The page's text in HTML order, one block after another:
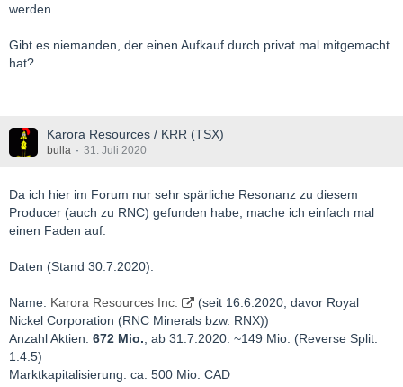
werden.
Gibt es niemanden, der einen Aufkauf durch privat mal mitgemacht
hat?
Karora Resources / KRR (TSX)
bulla 31. Juli 2020
Da ich hier im Forum nur sehr spärliche Resonanz zu diesem
Producer (auch zu RNC) gefunden habe, mache ich einfach mal
einen Faden auf.
Daten (Stand 30.7.2020):
Name: Karora Resources Inc.
(seit 16.6.2020, davor Royal
Nickel Corporation (RNC Minerals bzw. RNX))
Anzahl Aktien: 672 Mio., ab 31.7.2020: ~149 Mio. (Reverse Split:
1:4.5)
Marktkapitalisierung: ca. 500 Mio. CAD